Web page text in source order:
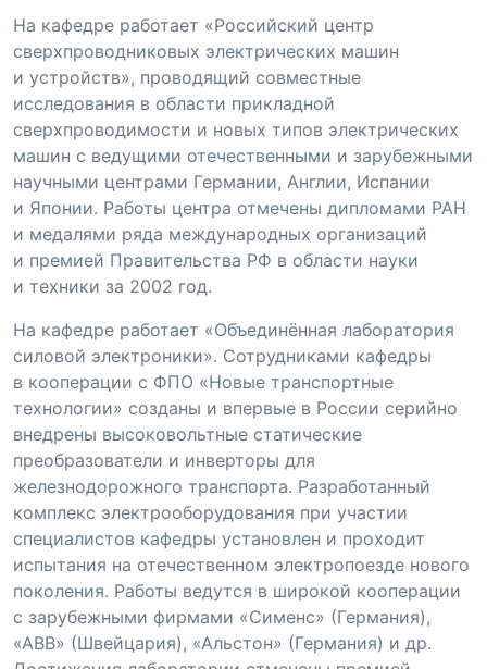
На кафедре работает «Российский центр
сверхпроводниковых электрических машин
и устройств», проводящий совместные
исследования в области прикладной
сверхпроводимости и новых типов электрических
машин с ведущими отечественными и зарубежными
научными центрами Германии, Англии, Испании
и Японии. Работы центра отмечены дипломами РАН
и медалями ряда международных организаций
и премией Правительства РФ в области науки
и техники за 2002 год.
На кафедре работает «Объединённая лаборатория
силовой электроники». Сотрудниками кафедры
в кооперации с ФПО «Новые транспортные
технологии» созданы и впервые в России серийно
внедрены высоковольтные статические
преобразователи и инверторы для
железнодорожного транспорта. Разработанный
комплекс электрооборудования при участии
специалистов кафедры установлен и проходит
испытания на отечественном электропоезде нового
поколения. Работы ведутся в широкой кооперации
с зарубежными фирмами «Сименс» (Германия),
«АВВ» (Швейцария), «Альстон» (Германия) и др.